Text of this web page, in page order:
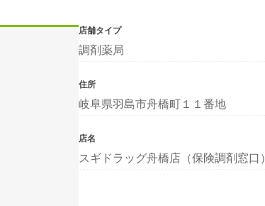
店舗タイプ
調剤薬局
住所
岐阜県羽島市舟橋町１１番地
店名
スギドラッグ舟橋店（保険調剤窓口）